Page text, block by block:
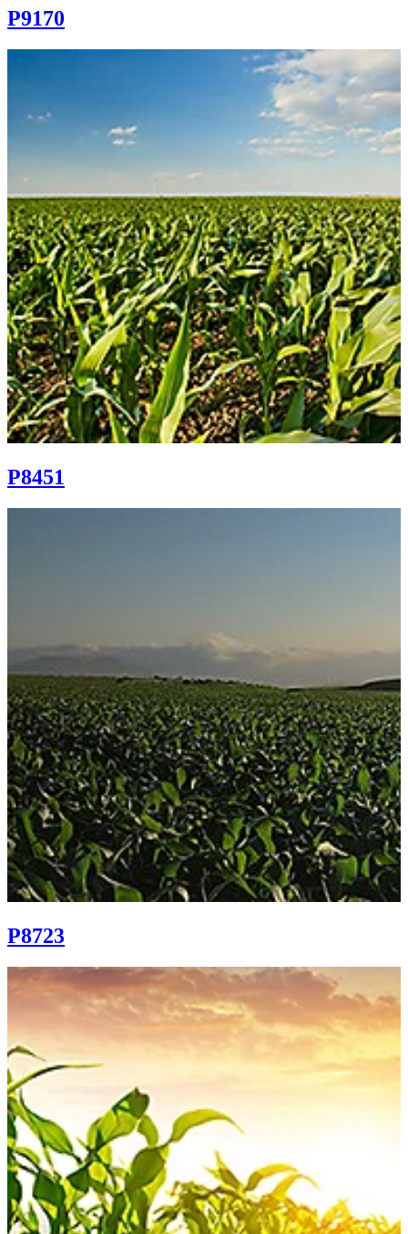
P9170
P8451
P8723